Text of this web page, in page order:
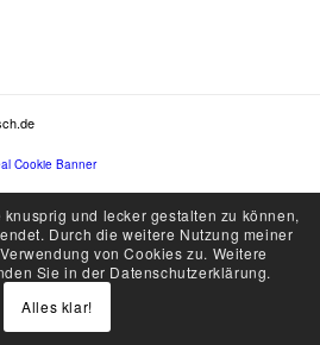
und lecker gestalten zu können,
Durch die weitere Nutzung meiner
von Cookies zu. Weitere
Sie in der Datenschutzerklärung.
Alles klar!
Cookie Banner